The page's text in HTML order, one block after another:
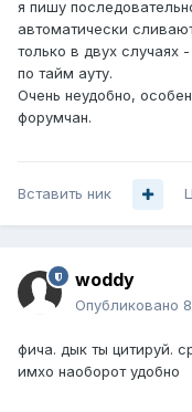
я пишу
автоматически
только в двух случаях
по тайм ауту.
Очень неудобно,
форумчан.
Вставить ник
woddy
Опубликовано
фича. дык ты цитируй.
имхо наоборот удобно